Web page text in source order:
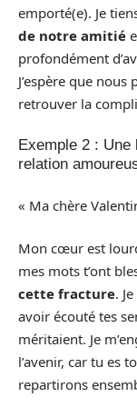
emporté(e). Je
de notre amitié
profondément
J’espère que
retrouver la
Exemple 2 :
relation
« Ma chère
Mon cœur est
mes mots t’ont
cette fracture.
avoir écouté tes
méritaient. Je
l’avenir, car tu es
repartirons